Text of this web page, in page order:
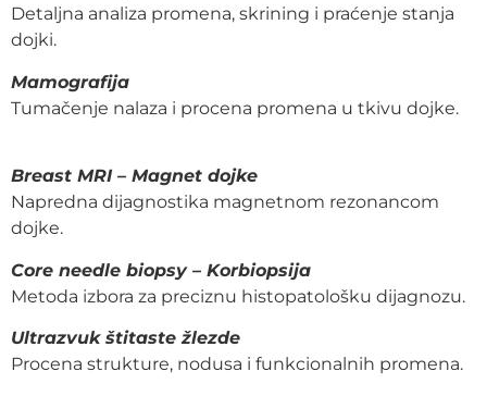
Detaljna analiza promena, skrining i praćenje stanja
dojki.
Mamografija
Tumačenje nalaza i procena promena u tkivu dojke.
Breast MRI – Magnet dojke
Napredna dijagnostika magnetnom rezonancom
dojke.
Core needle biopsy – Korbiopsija
Metoda izbora za preciznu histopatološku dijagnozu.
Ultrazvuk štitaste žlezde
Procena strukture, nodusa i funkcionalnih promena.